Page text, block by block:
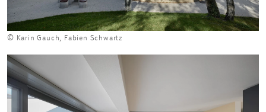
© Karin Gauch, Fabien Schwartz